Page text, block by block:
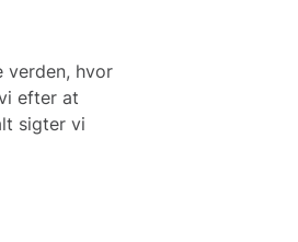
verden, hvor
efter at
sigter vi